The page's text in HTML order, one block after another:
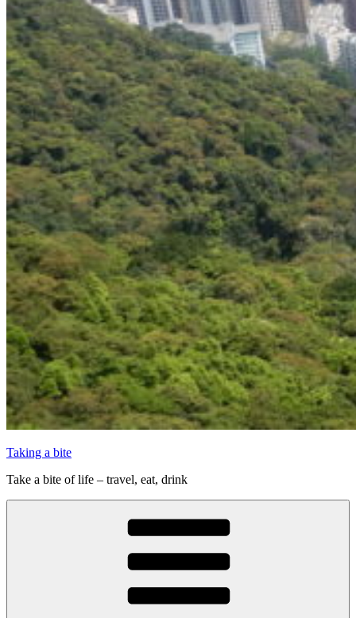
Taking a bite
Take a bite of life – travel, eat, drink